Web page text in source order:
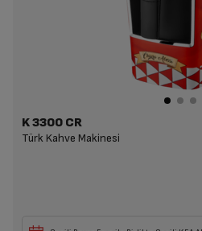
K 3300 CR
Türk Kahve Makinesi